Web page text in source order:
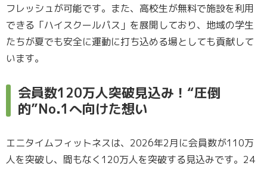
フレッシュが可能です。また、高校生が無料で施設を利用
できる「ハイスクールパス」を展開しており、地域の学生
たちが夏でも安全に運動に打ち込める場としても貢献して
います。
会員数120万人突破見込み！“圧倒
的”No.1へ向けた想い
エニタイムフィットネスは、2026年2月に会員数が110万
人を突破し、間もなく120万人を突破する見込みです。24